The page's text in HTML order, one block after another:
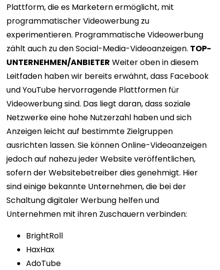
Plattform, die es Marketern ermöglicht, mit
programmatischer Videowerbung zu
experimentieren. Programmatische Videowerbung
zählt auch zu den Social-Media-Videoanzeigen. TOP-
UNTERNEHMEN/ANBIETER Weiter oben in diesem
Leitfaden haben wir bereits erwähnt, dass Facebook
und YouTube hervorragende Plattformen für
Videowerbung sind. Das liegt daran, dass soziale
Netzwerke eine hohe Nutzerzahl haben und sich
Anzeigen leicht auf bestimmte Zielgruppen
ausrichten lassen. Sie können Online-Videoanzeigen
jedoch auf nahezu jeder Website veröffentlichen,
sofern der Websitebetreiber dies genehmigt. Hier
sind einige bekannte Unternehmen, die bei der
Schaltung digitaler Werbung helfen und
Unternehmen mit ihren Zuschauern verbinden:
BrightRoll
HaxHax
AdoTube